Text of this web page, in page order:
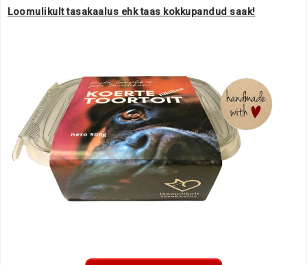
Loomulikult tasakaalus ehk taas kokkupandud saak!